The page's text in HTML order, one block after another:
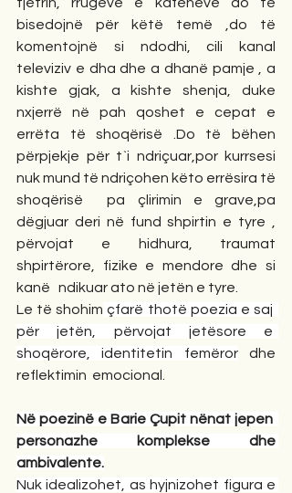
bisedojnë për këtë temë ,do të
komentojnë si ndodhi, cili kanal
televiziv e dha dhe a dhanë pamje , a
kishte gjak, a kishte shenja, duke
nxjerrë në pah qoshet e cepat e
errëta të shoqërisë .Do të bëhen
përpjekje për t`i ndriçuar,por kurrsesi
nuk mund të ndriçohen këto errësira të
shoqërisë  pa çlirimin e grave,pa
dëgjuar deri në fund shpirtin e tyre ,
përvojat e hidhura, traumat
shpirtërore, fizike e mendore dhe si
kanë   ndikuar ato në jetën e tyre.
Le të shohim çfarë thotë poezia e saj
për jetën, përvojat jetësore e
shoqërore, identitetin femëror dhe
reflektimin  emocional.
Në poezinë e Barie Çupit nënat jepen
personazhe komplekse dhe
ambivalente.
Nuk idealizohet, as hyjnizohet figura e